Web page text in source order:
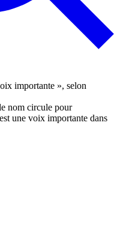
nom circule pour
une voix importante dans